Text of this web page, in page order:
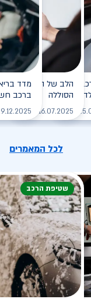
רכב
לקריאה
חשמלי - כל מה
לקריאה
הלב של הרכב
הסוללה
16.07.2025
ברכב
לכל המאמרים
שטיפת הרכב